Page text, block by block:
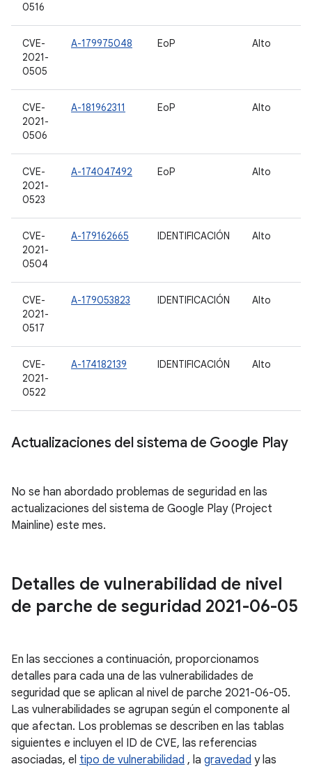
0516
CVE-
2021-
0505
A-179975048 EoP Alto
CVE-
2021-
0506
A-181962311 EoP Alto
CVE-
2021-
0523
A-174047492 EoP Alto
CVE-
2021-
0504
A-179162665 IDENTIFICACIÓN Alto
CVE-
2021-
0517
A-179053823 IDENTIFICACIÓN Alto
CVE-
2021-
0522
A-174182139 IDENTIFICACIÓN Alto
Actualizaciones del sistema de Google Play
No se han abordado problemas de seguridad en las
actualizaciones del sistema de Google Play (Project
Mainline) este mes.
Detalles de vulnerabilidad de nivel
de parche de seguridad 2021-06-05
En las secciones a continuación, proporcionamos
detalles para cada una de las vulnerabilidades de
seguridad que se aplican al nivel de parche 2021-06-05.
Las vulnerabilidades se agrupan según el componente al
que afectan. Los problemas se describen en las tablas
siguientes e incluyen el ID de CVE, las referencias
asociadas, el tipo de vulnerabilidad , la gravedad y las